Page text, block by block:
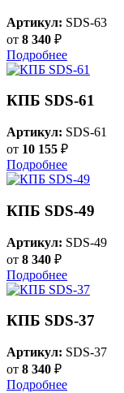
Артикул: SDS-63
от 8 340 ₽
Подробнее
КПБ SDS-61
Артикул: SDS-61
от 10 155 ₽
Подробнее
КПБ SDS-49
Артикул: SDS-49
от 8 340 ₽
Подробнее
КПБ SDS-37
Артикул: SDS-37
от 8 340 ₽
Подробнее